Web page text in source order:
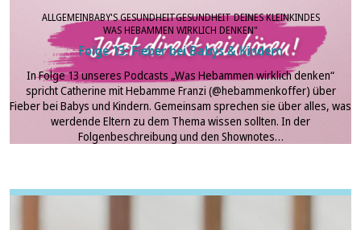
ALLGEMEINBABY'S GESUNDHEITGESUNDHEIT DEINES KLEINKINDES
WAS HEBAMMEN WIRKLICH DENKEN"
Folge 13: Fieber bei Babys & Kindern
In Folge 13 unseres Podcasts „Was Hebammen wirklich denken“
spricht Catherine mit Hebamme Franzi (@hebammenkoffer) über
Fieber bei Babys und Kindern. Gemeinsam sprechen sie über alles, was
werdende Eltern zu dem Thema wissen sollten. In der
Folgenbeschreibung und den Shownotes…